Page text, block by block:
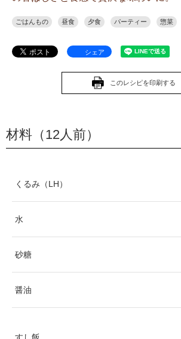
ごはんもの 昼食 夕食 パーティー 惣菜
シェア
このレシピを印刷する
材料（12人前）
くるみ（LH）
水
砂糖
醤油